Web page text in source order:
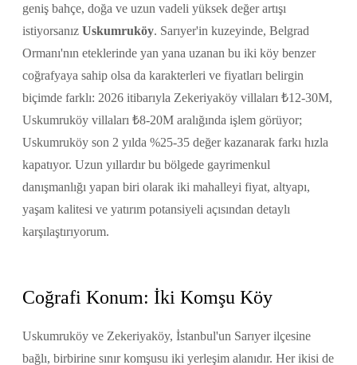
geniş bahçe, doğa ve uzun vadeli yüksek değer artışı
istiyorsanız Uskumruköy. Sarıyer'in kuzeyinde, Belgrad
Ormanı'nın eteklerinde yan yana uzanan bu iki köy benzer
coğrafyaya sahip olsa da karakterleri ve fiyatları belirgin
biçimde farklı: 2026 itibarıyla Zekeriyaköy villaları ₺12-30M,
Uskumruköy villaları ₺8-20M aralığında işlem görüyor;
Uskumruköy son 2 yılda %25-35 değer kazanarak farkı hızla
kapatıyor. Uzun yıllardır bu bölgede gayrimenkul
danışmanlığı yapan biri olarak iki mahalleyi fiyat, altyapı,
yaşam kalitesi ve yatırım potansiyeli açısından detaylı
karşılaştırıyorum.
Coğrafi Konum: İki Komşu Köy
Uskumruköy ve Zekeriyaköy, İstanbul'un Sarıyer ilçesine
bağlı, birbirine sınır komşusu iki yerleşim alanıdır. Her ikisi de